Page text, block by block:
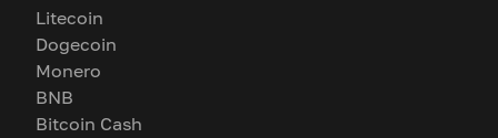
Litecoin
Dogecoin
Monero
BNB
Bitcoin Cash